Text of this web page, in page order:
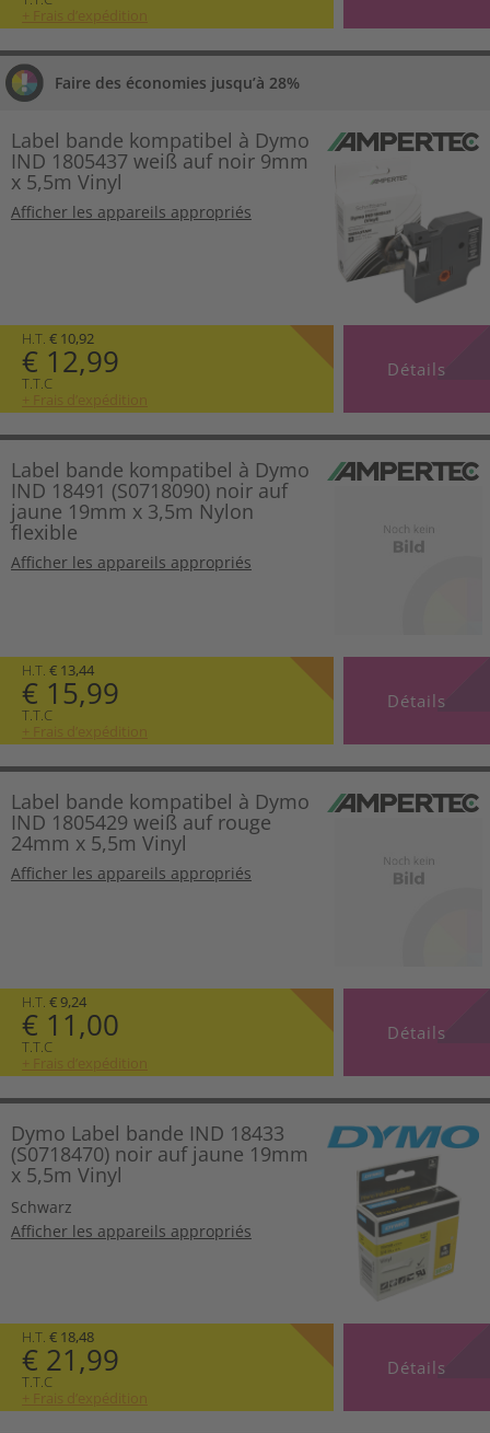
+ Frais d’expédition
Faire des économies jusqu’à 28%
Label bande kompatibel à Dymo
IND 1805437 weiß auf noir 9mm
x 5,5m Vinyl
Afficher les appareils appropriés
H.T. € 10,92
€ 12,99
T.T.C
+ Frais d’expédition
Détails
Label bande kompatibel à Dymo
IND 18491 (S0718090) noir auf
jaune 19mm x 3,5m Nylon
flexible
Afficher les appareils appropriés
H.T. € 13,44
€ 15,99
T.T.C
+ Frais d’expédition
Détails
Label bande kompatibel à Dymo
IND 1805429 weiß auf rouge
24mm x 5,5m Vinyl
Afficher les appareils appropriés
H.T. € 9,24
€ 11,00
T.T.C
+ Frais d’expédition
Détails
Dymo Label bande IND 18433
(S0718470) noir auf jaune 19mm
x 5,5m Vinyl
Schwarz
Afficher les appareils appropriés
H.T. € 18,48
€ 21,99
T.T.C
+ Frais d’expédition
Détails